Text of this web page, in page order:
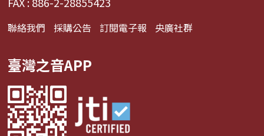
聯絡我們 採購公告 訂閱電子報 央廣社群
臺灣之音APP